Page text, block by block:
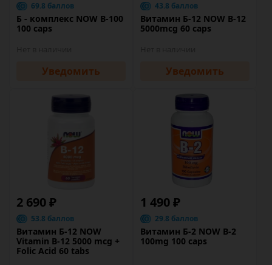
69.8 баллов
Б - комплекс NOW B-100
100 caps
Уведомить
43.8 баллов
Витамин Б-12 NOW B-12
5000mcg 60 caps
Уведомить
2 690 ₽
53.8 баллов
Витамин Б-12 NOW
Vitamin B-12 5000 mcg +
Folic Acid 60 tabs
1 490 ₽
29.8 баллов
Витамин Б-2 NOW B-2
100mg 100 caps